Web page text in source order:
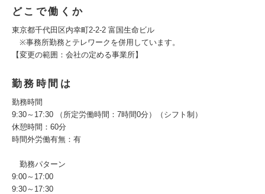
どこで働くか
東京都千代田区内幸町2-2-2 富国生命ビル
※事務所勤務とテレワークを併用しています。
【変更の範囲：会社の定める事業所】
勤務時間は
勤務時間
9:30～17:30 （所定労働時間：7時間0分）（シフト制）
休憩時間：60分
時間外労働有無：有
勤務パターン
9:00～17:00
9:30～17:30